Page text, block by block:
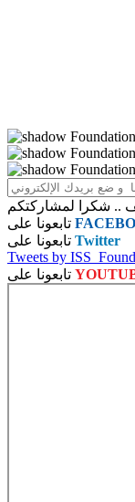
.. شكرا لمشاركتكم
Twitter
Tweets by